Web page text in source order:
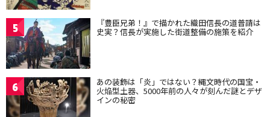
5 『豊臣兄弟！』で描かれた織田信長の道普請は
史実？信長が実施した街道整備の施策を紹介
6 あの装飾は「炎」ではない？縄文時代の国宝・
火焔型土器、5000年前の人々が刻んだ謎とデザ
インの秘密